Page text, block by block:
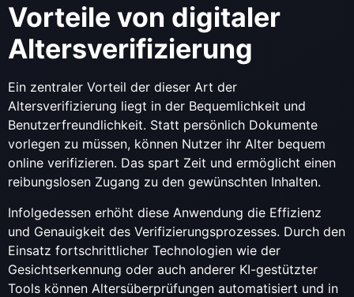
Vorteile von digitaler
Altersverifizierung
Ein zentraler Vorteil der dieser Art der
Altersverifizierung liegt in der Bequemlichkeit und
Benutzerfreundlichkeit. Statt persönlich Dokumente
vorlegen zu müssen, können Nutzer ihr Alter bequem
online verifizieren. Das spart Zeit und ermöglicht einen
reibungslosen Zugang zu den gewünschten Inhalten.
Infolgedessen erhöht diese Anwendung die Effizienz
und Genauigkeit des Verifizierungsprozesses. Durch den
Einsatz fortschrittlicher Technologien wie der
Gesichtserkennung oder auch anderer KI-gestützter
Tools können Altersüberprüfungen automatisiert und in